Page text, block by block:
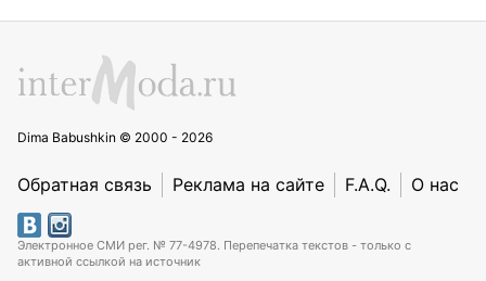
Dima Babushkin © 2000 - 2026
Обратная связь Реклама на сайте F.A.Q. О нас
Электронное СМИ рег. № 77-4978. Перепечатка текстов - только с
активной ссылкой на источник